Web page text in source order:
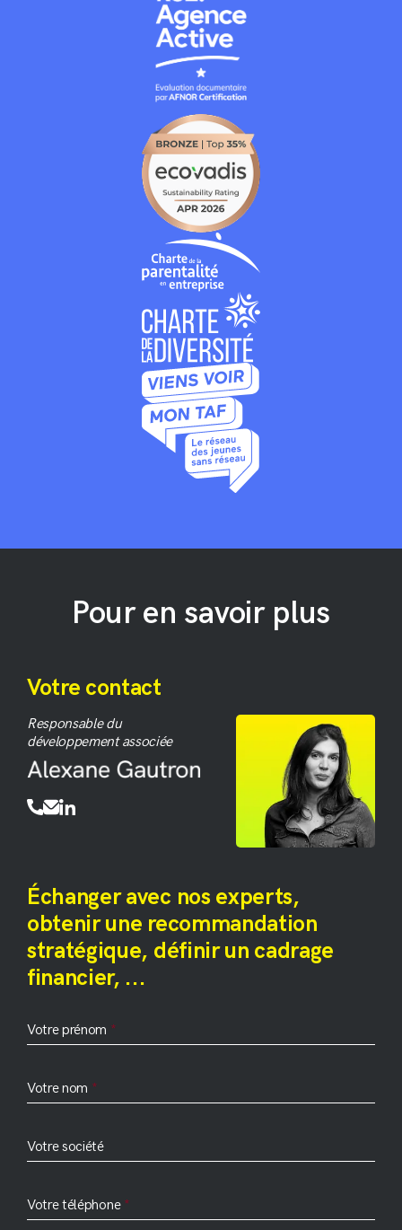
andCo
andClients
andNews
andContact
Pour en savoir plus
Votre contact
Responsable du
développement associée
Échanger avec nos experts,
obtenir une recommandation
stratégique, définir un cadrage
financier, ...
Votre prénom
Votre nom
Votre société
Votre téléphone
Site